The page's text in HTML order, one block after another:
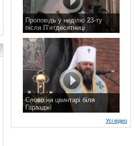
Проповідь у неділю 23-ту
після П’ятдесятниці
Слово на цвинтарі біля
Гаразджі
Усі відео